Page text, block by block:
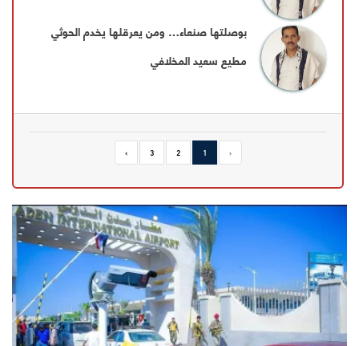
بوصلتها صنعاء… ومن يعرقلها يخدم الحوثي
مطيع سعيد المخلافي
‹
1
2
3
›